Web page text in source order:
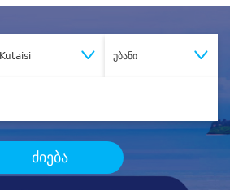
Kutaisi უბანი
ძიება